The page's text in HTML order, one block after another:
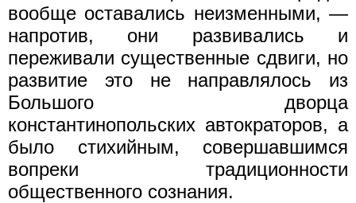
вообще оставались неизменными, —
напротив, они развивались и
переживали существенные сдвиги, но
развитие это не направлялось из
Большого дворца
константинопольских автократоров, а
было стихийным, совершавшимся
вопреки традиционности
общественного сознания.